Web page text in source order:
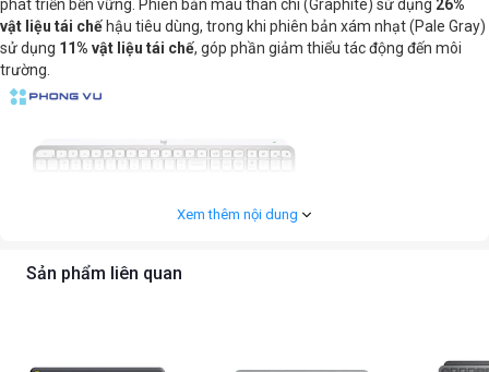
phát triển bền vững. Phiên bản màu than chì (Graphite) sử dụng 26%
vật liệu tái chế hậu tiêu dùng, trong khi phiên bản xám nhạt (Pale Gray)
sử dụng 11% vật liệu tái chế, góp phần giảm thiểu tác động đến môi
trường.
Xem thêm nội dung
Sản phẩm liên quan